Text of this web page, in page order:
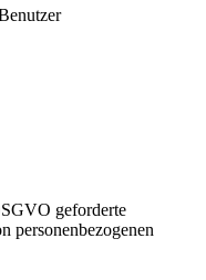
geforderte
personenbezogenen